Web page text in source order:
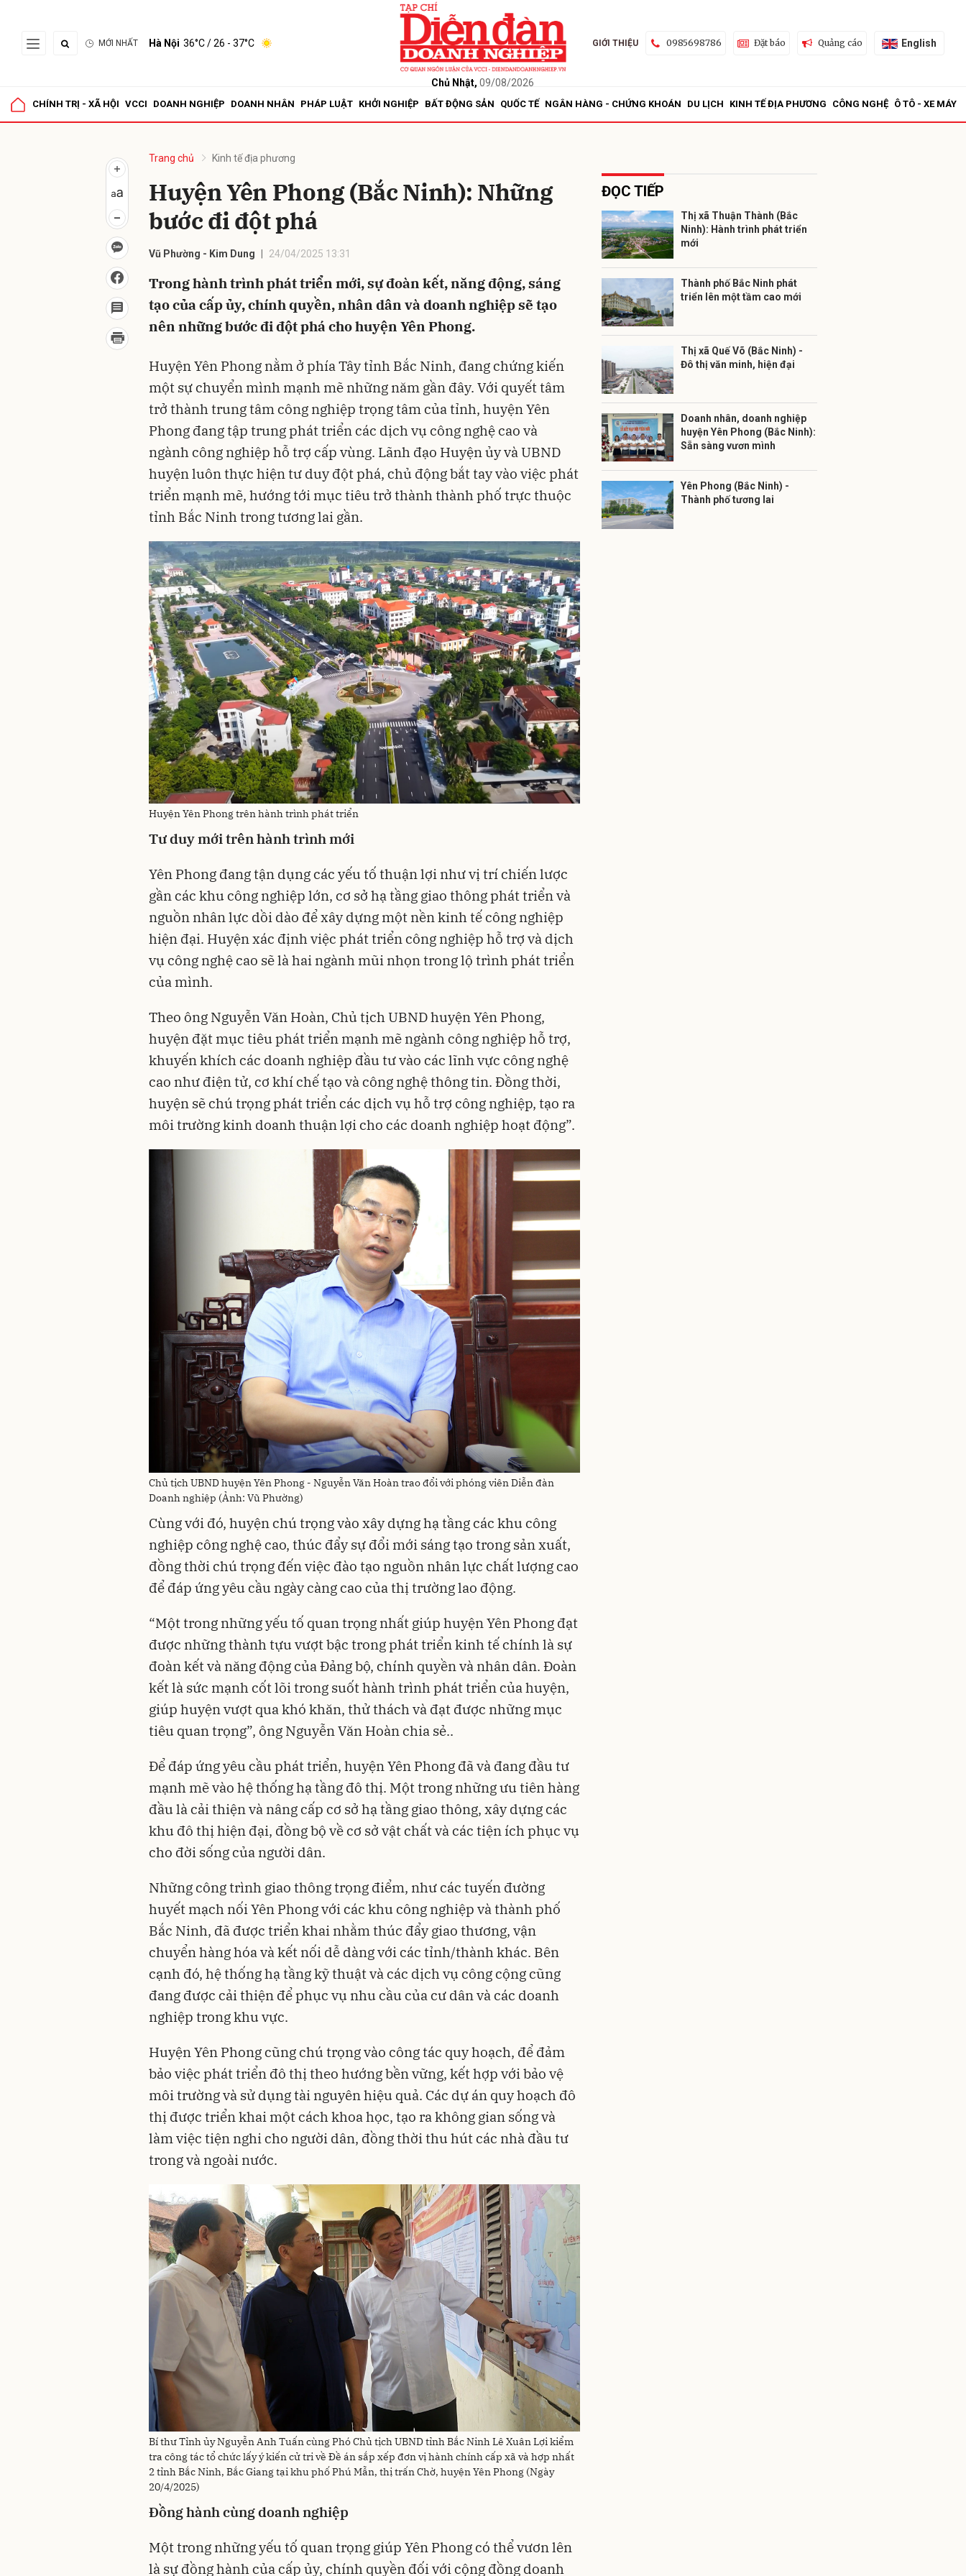
MỚI NHẤT Hà Nội 36°C/ 26 - 37°C
Chủ Nhật, 09/08/2026
GIỚI THIỆU 0985698786 Đặt báo Quảng cáo English
CHÍNH TRỊ - XÃ HỘI VCCI DOANH NGHIỆP DOANH NHÂN PHÁP LUẬT KHỞI NGHIỆP BẤT ĐỘNG SẢN QUỐC TẾ NGÂN HÀNG - CHỨNG KHOÁN DU LỊCH KINH TẾ ĐỊA PHƯƠNG CÔNG NGHỆ Ô TÔ - XE MÁY
Trang chủ Kinh tế địa phương
Huyện Yên Phong (Bắc Ninh): Những
bước đi đột phá
Vũ Phường - Kim Dung 24/04/2025 13:31
Trong hành trình phát triển mới, sự đoàn kết, năng động, sáng
tạo của cấp ủy, chính quyền, nhân dân và doanh nghiệp sẽ tạo
nên những bước đi đột phá cho huyện Yên Phong.
Huyện Yên Phong nằm ở phía Tây tỉnh Bắc Ninh, đang chứng kiến
một sự chuyển mình mạnh mẽ những năm gần đây. Với quyết tâm
trở thành trung tâm công nghiệp trọng tâm của tỉnh, huyện Yên
Phong đang tập trung phát triển các dịch vụ công nghệ cao và
ngành công nghiệp hỗ trợ cấp vùng. Lãnh đạo Huyện ủy và UBND
huyện luôn thực hiện tư duy đột phá, chủ động bắt tay vào việc phát
triển mạnh mẽ, hướng tới mục tiêu trở thành thành phố trực thuộc
tỉnh Bắc Ninh trong tương lai gần.
Huyện Yên Phong trên hành trình phát triển
Tư duy mới trên hành trình mới
Yên Phong đang tận dụng các yếu tố thuận lợi như vị trí chiến lược
gần các khu công nghiệp lớn, cơ sở hạ tầng giao thông phát triển và
nguồn nhân lực dồi dào để xây dựng một nền kinh tế công nghiệp
hiện đại. Huyện xác định việc phát triển công nghiệp hỗ trợ và dịch
vụ công nghệ cao sẽ là hai ngành mũi nhọn trong lộ trình phát triển
của mình.
Theo ông Nguyễn Văn Hoàn, Chủ tịch UBND huyện Yên Phong,
huyện đặt mục tiêu phát triển mạnh mẽ ngành công nghiệp hỗ trợ,
khuyến khích các doanh nghiệp đầu tư vào các lĩnh vực công nghệ
cao như điện tử, cơ khí chế tạo và công nghệ thông tin. Đồng thời,
huyện sẽ chú trọng phát triển các dịch vụ hỗ trợ công nghiệp, tạo ra
môi trường kinh doanh thuận lợi cho các doanh nghiệp hoạt động”.
Chủ tịch UBND huyện Yên Phong - Nguyễn Văn Hoàn trao đổi với phóng viên Diễn đàn
Doanh nghiệp (Ảnh: Vũ Phường)
Cùng với đó, huyện chú trọng vào xây dựng hạ tầng các khu công
nghiệp công nghệ cao, thúc đẩy sự đổi mới sáng tạo trong sản xuất,
đồng thời chú trọng đến việc đào tạo nguồn nhân lực chất lượng cao
để đáp ứng yêu cầu ngày càng cao của thị trường lao động.
“Một trong những yếu tố quan trọng nhất giúp huyện Yên Phong đạt
được những thành tựu vượt bậc trong phát triển kinh tế chính là sự
đoàn kết và năng động của Đảng bộ, chính quyền và nhân dân. Đoàn
kết là sức mạnh cốt lõi trong suốt hành trình phát triển của huyện,
giúp huyện vượt qua khó khăn, thử thách và đạt được những mục
tiêu quan trọng”, ông Nguyễn Văn Hoàn chia sẻ..
Để đáp ứng yêu cầu phát triển, huyện Yên Phong đã và đang đầu tư
mạnh mẽ vào hệ thống hạ tầng đô thị. Một trong những ưu tiên hàng
đầu là cải thiện và nâng cấp cơ sở hạ tầng giao thông, xây dựng các
khu đô thị hiện đại, đồng bộ về cơ sở vật chất và các tiện ích phục vụ
cho đời sống của người dân.
Những công trình giao thông trọng điểm, như các tuyến đường
huyết mạch nối Yên Phong với các khu công nghiệp và thành phố
Bắc Ninh, đã được triển khai nhằm thúc đẩy giao thương, vận
chuyển hàng hóa và kết nối dễ dàng với các tỉnh/thành khác. Bên
cạnh đó, hệ thống hạ tầng kỹ thuật và các dịch vụ công cộng cũng
đang được cải thiện để phục vụ nhu cầu của cư dân và các doanh
nghiệp trong khu vực.
Huyện Yên Phong cũng chú trọng vào công tác quy hoạch, để đảm
bảo việc phát triển đô thị theo hướng bền vững, kết hợp với bảo vệ
môi trường và sử dụng tài nguyên hiệu quả. Các dự án quy hoạch đô
thị được triển khai một cách khoa học, tạo ra không gian sống và
làm việc tiện nghi cho người dân, đồng thời thu hút các nhà đầu tư
trong và ngoài nước.
Bí thư Tỉnh ủy Nguyễn Anh Tuấn cùng Phó Chủ tịch UBND tỉnh Bắc Ninh Lê Xuân Lợi kiểm
tra công tác tổ chức lấy ý kiến cử tri về Đề án sắp xếp đơn vị hành chính cấp xã và hợp nhất
2 tỉnh Bắc Ninh, Bắc Giang tại khu phố Phú Mẫn, thị trấn Chờ, huyện Yên Phong (Ngày
20/4/2025)
Đồng hành cùng doanh nghiệp
Một trong những yếu tố quan trọng giúp Yên Phong có thể vươn lên
là sự đồng hành của cấp ủy, chính quyền đối với cộng đồng doanh
ĐỌC TIẾP
Thị xã Thuận Thành (Bắc
Ninh): Hành trình phát triển
mới
Thành phố Bắc Ninh phát
triển lên một tầm cao mới
Thị xã Quế Võ (Bắc Ninh) -
Đô thị văn minh, hiện đại
Doanh nhân, doanh nghiệp
huyện Yên Phong (Bắc Ninh):
Sẵn sàng vươn mình
Yên Phong (Bắc Ninh) -
Thành phố tương lai
Gửi